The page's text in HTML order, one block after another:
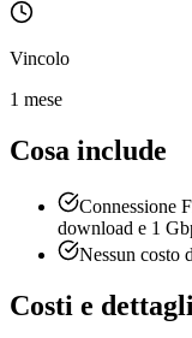
Vincolo
1 mese
Cosa include
Connessione
download e 1
Nessun costo
Costi e dettagli